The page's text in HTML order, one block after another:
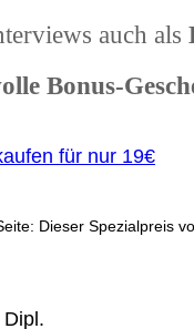
auch als
Bonus-
für nur 19€
Dieser Spezialpreis
Dipl.